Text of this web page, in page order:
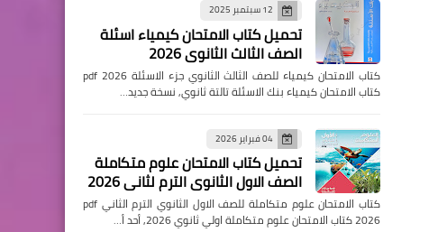
12 سبتمبر 2025
تحميل كتاب الامتحان كيمياء اسئلة
الصف الثالث الثانوي 2026
كتاب الامتحان كيمياء للصف الثالث الثانوي جزء الاسئلة pdf 2026
كتاب الامتحان كيمياء بنك الاسئلة تالتة ثانوي, نسخة جديد…
04 فبراير 2026
تحميل كتاب الامتحان علوم متكاملة
الصف الاول الثانوي الترم لثاني 2026
كتاب الامتحان علوم متكاملة للصف الاول الثانوي الترم الثاني pdf
2026 كتاب الامتحان علوم متكاملة اولي ثانوي 2026, أحد أ…